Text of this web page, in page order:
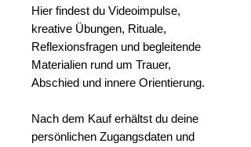
Hier findest du Videoimpulse,
kreative Übungen, Rituale,
Reflexionsfragen und begleitende
Materialien rund um Trauer,
Abschied und innere Orientierung.
Nach dem Kauf erhältst du deine
persönlichen Zugangsdaten und